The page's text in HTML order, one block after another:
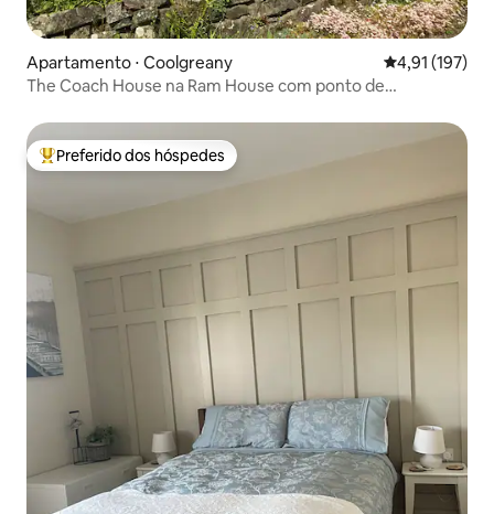
Apartamento ⋅ Coolgreany 4,91 de uma
4,91 (197)
The Coach House na Ram House com ponto de
Entre os melhores preferidos dos hóspedes
Preferido dos hóspedes